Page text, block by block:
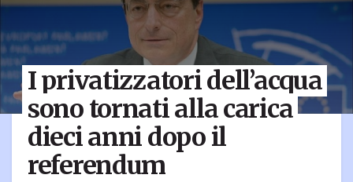
I privatizzatori dell’acqua
sono tornati alla carica
dieci anni dopo il
referendum